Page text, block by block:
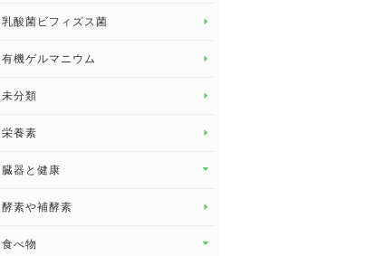
眼の健康
睡眠
乳酸菌ビフィズス菌
有機ゲルマニウム
未分類
栄養素
臓器と健康
臓器と健康 トップ
酵素や補酵素
食べ物